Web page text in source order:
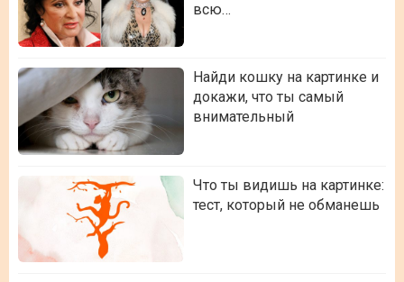
всю…
Найди кошку на картинке и
докажи, что ты самый
внимательный
Что ты видишь на картинке:
тест, который не обманешь